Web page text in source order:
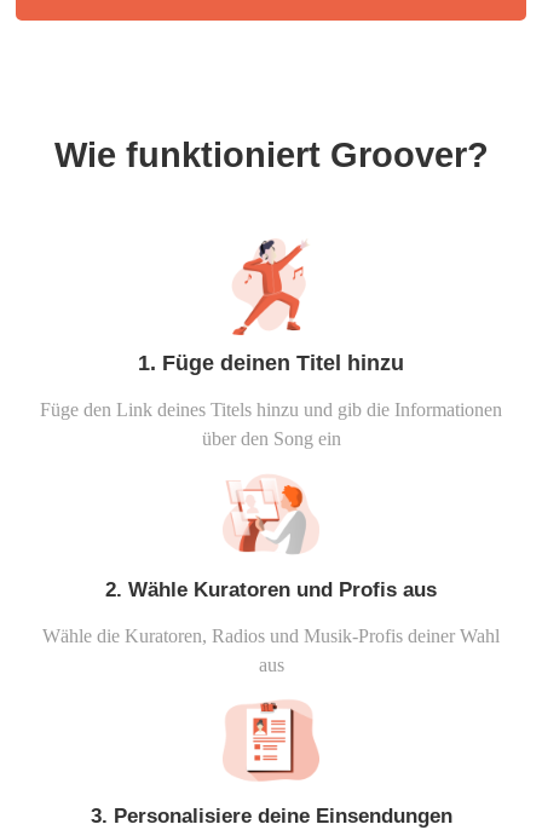
Wie funktioniert Groover?
1. Füge deinen Titel hinzu
Füge den Link deines Titels hinzu und gib die Informationen
über den Song ein
2. Wähle Kuratoren und Profis aus
Wähle die Kuratoren, Radios und Musik-Profis deiner Wahl
aus
3. Personalisiere deine Einsendungen